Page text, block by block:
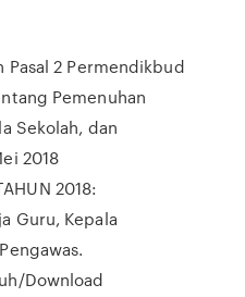
Pasal 2 Permendikbud
Pemenuhan
Sekolah, dan
2018
2018:
Guru, Kepala
Download